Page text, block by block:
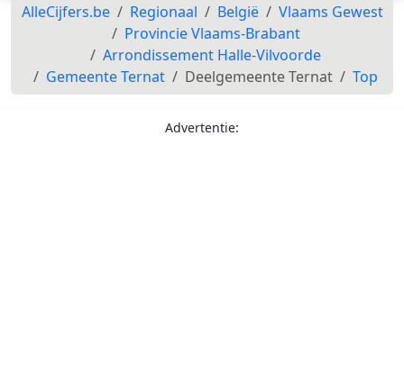
AlleCijfers.be Regionaal België
Vlaams Gewest
Provincie Vlaams-Brabant
Arrondissement Halle-Vilvoorde
Gemeente Ternat
Deelgemeente Ternat Top
Advertentie: